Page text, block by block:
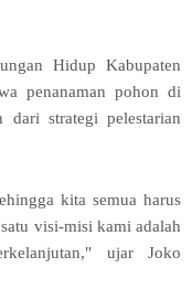
Hidup Kabupaten
penanaman pohon di
dari strategi pelestarian
kita semua harus
visi-misi kami adalah
ujar Joko